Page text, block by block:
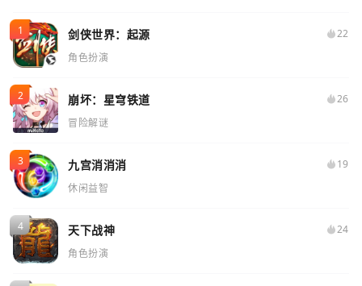
剑侠世界：起源
22
角色扮演
崩坏：星穹铁道
26
冒险解谜
九宫消消消
19
休闲益智
天下战神
24
角色扮演